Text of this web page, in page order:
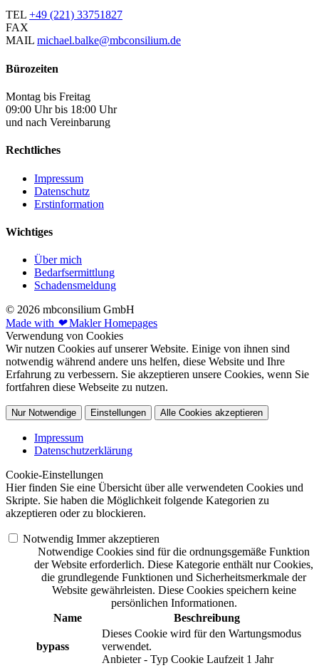
TEL +49 (221) 33751827
FAX
MAIL michael.balke@mbconsilium.de
Bürozeiten
Montag bis Freitag
09:00 Uhr bis 18:00 Uhr
und nach Vereinbarung
Rechtliches
Impressum
Datenschutz
Erstinformation
Wichtiges
Über mich
Bedarfsermittlung
Schadensmeldung
© 2026 mbconsilium GmbH
Made with ❤Makler Homepages
Verwendung von Cookies
Wir nutzen Cookies auf unserer Website. Einige von ihnen sind
notwendig während andere uns helfen, diese Website und Ihre
Erfahrung zu verbessern. Sie akzeptieren unsere Cookies, wenn Sie
fortfahren diese Webseite zu nutzen.
Nur Notwendige Einstellungen Alle Cookies akzeptieren
Impressum
Datenschutzerklärung
Cookie-Einstellungen
Hier finden Sie eine Übersicht über alle verwendeten Cookies und
Skripte. Sie haben die Möglichkeit folgende Kategorien zu
akzeptieren oder zu blockieren.
Notwendig Immer akzeptieren
Notwendige Cookies sind für die ordnungsgemäße Funktion
der Website erforderlich. Diese Kategorie enthält nur Cookies,
die grundlegende Funktionen und Sicherheitsmerkmale der
Website gewährleisten. Diese Cookies speichern keine
persönlichen Informationen.
Name
Beschreibung
bypass
Dieses Cookie wird für den Wartungsmodus
verwendet.
Anbieter - Typ Cookie Laufzeit 1 Jahr